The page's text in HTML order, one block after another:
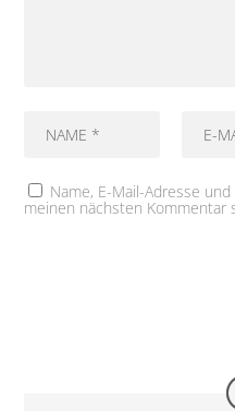
Name, E-Mail-Adresse
meinen nächsten Kommentar